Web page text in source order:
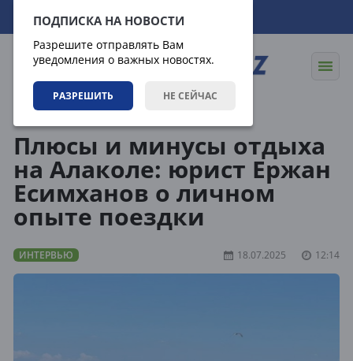
ПОДПИСКА НА НОВОСТИ
Разрешите отправлять Вам
уведомления о важных новостях.
РАЗРЕШИТЬ НЕ СЕЙЧАС
10.08.2026 15:44:37
Плюсы и минусы отдыха
на Алаколе: юрист Ержан
Есимханов о личном
опыте поездки
ИНТЕРВЬЮ 18.07.2025 12:14